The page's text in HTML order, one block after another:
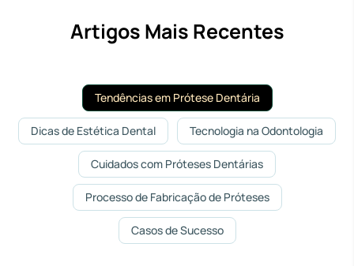
Artigos Mais Recentes
Tendências em Prótese Dentária
Dicas de Estética Dental Tecnologia na Odontologia
Cuidados com Próteses Dentárias
Processo de Fabricação de Próteses
Casos de Sucesso